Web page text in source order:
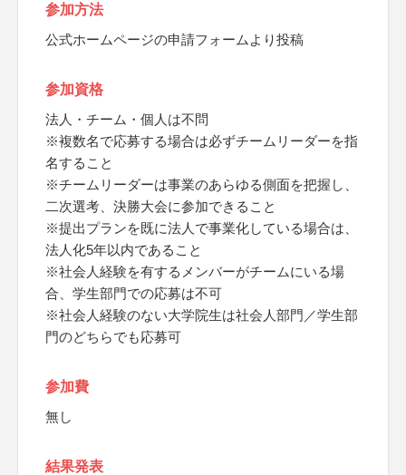
参加方法
公式ホームページの申請フォームより投稿
参加資格
法人・チーム・個人は不問
※複数名で応募する場合は必ずチームリーダーを指
名すること
※チームリーダーは事業のあらゆる側面を把握し、
二次選考、決勝大会に参加できること
※提出プランを既に法人で事業化している場合は、
法人化5年以内であること
※社会人経験を有するメンバーがチームにいる場
合、学生部門での応募は不可
※社会人経験のない大学院生は社会人部門／学生部
門のどちらでも応募可
参加費
無し
結果発表